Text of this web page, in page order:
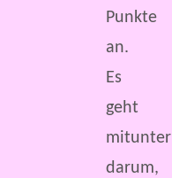
Punkte
an.
Es
geht
mitunter
darum,